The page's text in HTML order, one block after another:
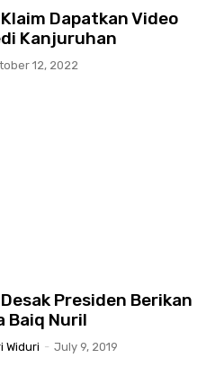
Dapatkan Video
Kanjuruhan
12, 2022
Presiden Berikan
Baiq Nuril
Widuri - July 9, 2019